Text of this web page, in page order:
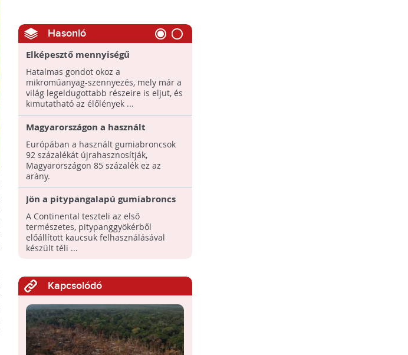
GT3 abroncs
Hasonló
Elképesztő mennyiségű
mikroműanyag kerül a levegőbe a
gumiabroncsokról
Hatalmas gondot okoz a
mikroműanyag-szennyezés, mely már a
világ legeldugottabb részeire is eljut, és
kimutatható az élőlények ...
Magyarországon a használt
gumiabroncsok 85 százalékát
újrahasznosítják
Európában a használt gumiabroncsok
92 százalékát újrahasznosítják,
Magyarországon 85 százalék ez az
arány.
Jön a pitypangalapú gumiabroncs
A Continental teszteli az első
természetes, pitypanggyökérből
előállított kaucsuk felhasználásával
készült téli ...
Kapcsolódó